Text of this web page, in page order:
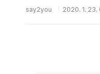
say2you 2020. 1. 23.